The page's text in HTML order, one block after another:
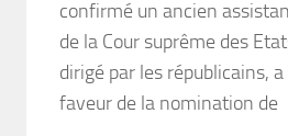
confirmé un ancien
de la Cour suprême des
dirigé par les républicains,
faveur de la nomination de